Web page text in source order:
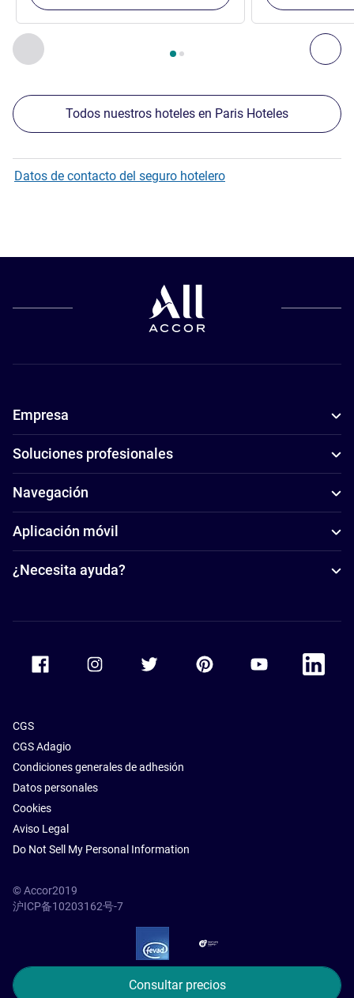
Consultar precios
Anterior - Nuestros establecimientos cercanos
Página , Nuestros establecimientos cercanos 1 :,
Todos nuestros hoteles en Paris Hoteles
Datos de contacto del seguro hotelero
Empresa
Soluciones profesionales
Navegación
Aplicación móvil
¿Necesita ayuda?
Accor Facebook Accor TwitterAccor PinterestAccor Youtube
Accor
CGS
CGS Adagio
Condiciones generales de adhesión
Datos personales
Cookies
Aviso Legal
Do Not Sell My Personal Information
© Accor2019
沪ICP备10203162号-7